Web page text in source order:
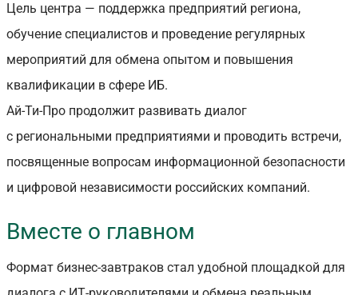
Цель центра — поддержка предприятий региона,
обучение специалистов и проведение регулярных
мероприятий для обмена опытом и повышения
квалификации в сфере ИБ.
Ай-Ти-Про продолжит развивать диалог
с региональными предприятиями и проводить встречи,
посвященные вопросам информационной безопасности
и цифровой независимости российских компаний.
Вместе о главном
Формат бизнес-завтраков стал удобной площадкой для